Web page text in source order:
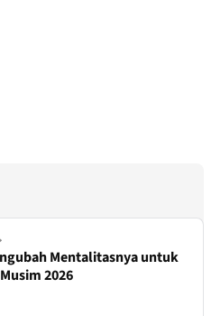
Mentalitasnya untuk
2026